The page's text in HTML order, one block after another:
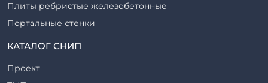
Плиты ребристые железобетонные
Портальные стенки
Прогоны железобетонные
Ригели железобетонные
КАТАЛОГ СНИП
Проект